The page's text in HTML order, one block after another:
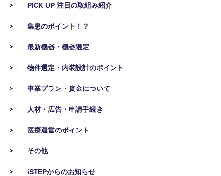
PICK UP 注目の取組み紹介
集患のポイント！？
最新機器・機器選定
物件選定・内装設計のポイント
事業プラン・資金について
人材・広告・申請手続き
医療運営のポイント
その他
iSTEPからのお知らせ